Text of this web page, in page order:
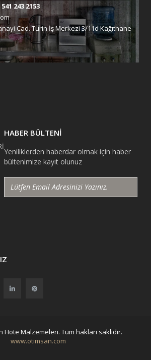
541 243 2153
Cad. Turin İş Merkezi 3/11d Kağıthane -
HABER BÜLTENİ
Yeniliklerden haberdar olmak için haber
bültenimize kayıt olunuz
Hote Malzemeleri. Tüm hakları saklıdır.
www.otimsan.com